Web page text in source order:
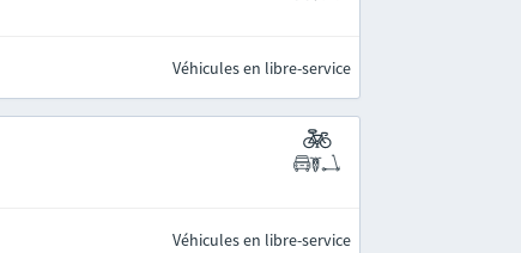
Véhicules en libre-service
Véhicules en libre-service